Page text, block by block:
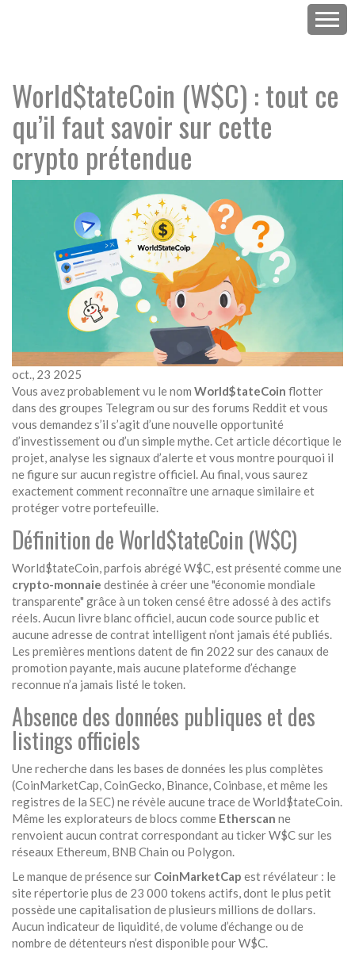
World$tateCoin (W$C) : tout ce
qu’il faut savoir sur cette
crypto prétendue
oct., 23 2025
Vous avez probablement vu le nom World$tateCoin flotter
dans des groupes Telegram ou sur des forums Reddit et vous
vous demandez s’il s’agit d’une nouvelle opportunité
d’investissement ou d’un simple mythe. Cet article décortique le
projet, analyse les signaux d’alerte et vous montre pourquoi il
ne figure sur aucun registre officiel. Au final, vous saurez
exactement comment reconnaître une arnaque similaire et
protéger votre portefeuille.
Définition de World$tateCoin (W$C)
World$tateCoin, parfois abrégé W$C, est présenté comme une
crypto-monnaie destinée à créer une "économie mondiale
transparente" grâce à un token censé être adossé à des actifs
réels. Aucun livre blanc officiel, aucun code source public et
aucune adresse de contrat intelligent n’ont jamais été publiés.
Les premières mentions datent de fin 2022 sur des canaux de
promotion payante, mais aucune plateforme d’échange
reconnue n’a jamais listé le token.
Absence des données publiques et des
listings officiels
Une recherche dans les bases de données les plus complètes
(CoinMarketCap, CoinGecko, Binance, Coinbase, et même les
registres de la SEC) ne révèle aucune trace de World$tateCoin.
Même les explorateurs de blocs comme Etherscan ne
renvoient aucun contrat correspondant au ticker W$C sur les
réseaux Ethereum, BNB Chain ou Polygon.
Le manque de présence sur CoinMarketCap est révélateur : le
site répertorie plus de 23 000 tokens actifs, dont le plus petit
possède une capitalisation de plusieurs millions de dollars.
Aucun indicateur de liquidité, de volume d’échange ou de
nombre de détenteurs n’est disponible pour W$C.